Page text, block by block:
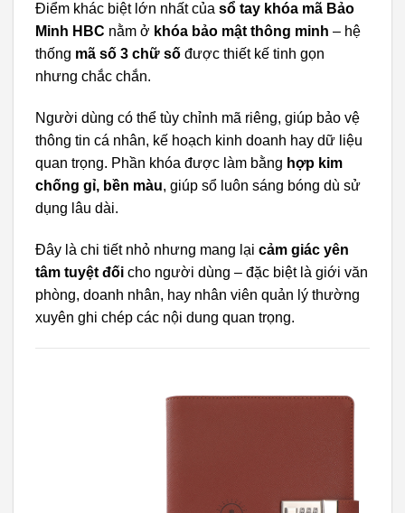
Điểm khác biệt lớn nhất của sổ tay khóa mã Bảo
Minh HBC nằm ở khóa bảo mật thông minh – hệ
thống mã số 3 chữ số được thiết kế tinh gọn
nhưng chắc chắn.
Người dùng có thể tùy chỉnh mã riêng, giúp bảo vệ
thông tin cá nhân, kế hoạch kinh doanh hay dữ liệu
quan trọng. Phần khóa được làm bằng hợp kim
chống gỉ, bền màu, giúp sổ luôn sáng bóng dù sử
dụng lâu dài.
Đây là chi tiết nhỏ nhưng mang lại cảm giác yên
tâm tuyệt đối cho người dùng – đặc biệt là giới văn
phòng, doanh nhân, hay nhân viên quản lý thường
xuyên ghi chép các nội dung quan trọng.